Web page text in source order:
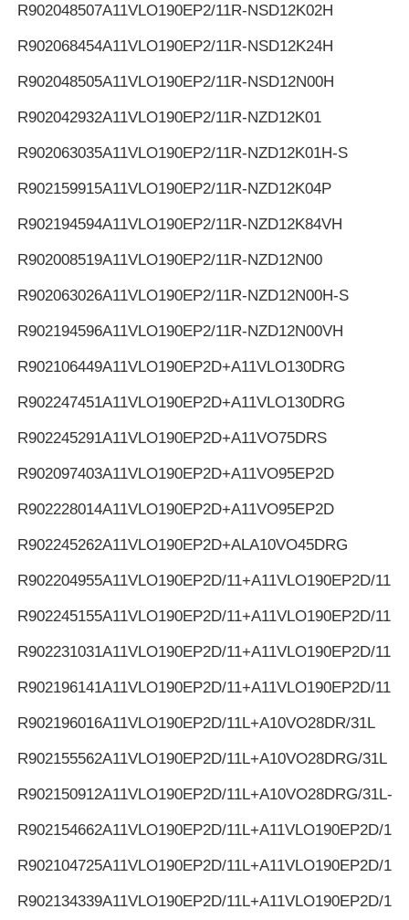
R902048507A11VLO190EP2/11R-NSD12K02H
R902068454A11VLO190EP2/11R-NSD12K24H
R902048505A11VLO190EP2/11R-NSD12N00H
R902042932A11VLO190EP2/11R-NZD12K01
R902063035A11VLO190EP2/11R-NZD12K01H-S
R902159915A11VLO190EP2/11R-NZD12K04P
R902194594A11VLO190EP2/11R-NZD12K84VH
R902008519A11VLO190EP2/11R-NZD12N00
R902063026A11VLO190EP2/11R-NZD12N00H-S
R902194596A11VLO190EP2/11R-NZD12N00VH
R902106449A11VLO190EP2D+A11VLO130DRG
R902247451A11VLO190EP2D+A11VLO130DRG
R902245291A11VLO190EP2D+A11VO75DRS
R902097403A11VLO190EP2D+A11VO95EP2D
R902228014A11VLO190EP2D+A11VO95EP2D
R902245262A11VLO190EP2D+ALA10VO45DRG
R902204955A11VLO190EP2D/11+A11VLO190EP2D/11
R902245155A11VLO190EP2D/11+A11VLO190EP2D/11
R902231031A11VLO190EP2D/11+A11VLO190EP2D/11
R902196141A11VLO190EP2D/11+A11VLO190EP2D/11
R902196016A11VLO190EP2D/11L+A10VO28DR/31L
R902155562A11VLO190EP2D/11L+A10VO28DRG/31L
R902150912A11VLO190EP2D/11L+A10VO28DRG/31L-K
R902154662A11VLO190EP2D/11L+A11VLO190EP2D/11L
R902104725A11VLO190EP2D/11L+A11VLO190EP2D/11L
R902134339A11VLO190EP2D/11L+A11VLO190EP2D/11L